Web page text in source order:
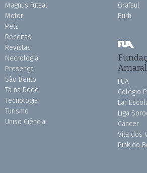
Magnus Futsal
Motor
Pets
Receitas
Revistas
Necrologia
Presença
São Bento
Tá na Rede
Tecnologia
Turismo
Uniso Ciência
Grafsul
Burh
Amaral
FUA
Colégio
Lar
Liga
Câncer
Vila dos
Pink do